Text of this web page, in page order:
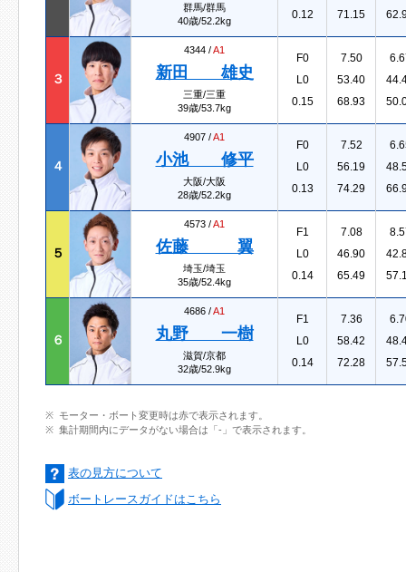
群馬/群馬
40歳/52.2kg
0.12
71.15
３
4344 /A1
新田 雄史
三重/三重
39歳/53.7kg
F0
L0
0.15
7.50
53.40
68.93
４
4907 /A1
小池 修平
大阪/大阪
28歳/52.2kg
F0
L0
0.13
7.52
56.19
74.29
５
4573 /A1
佐藤 翼
埼玉/埼玉
35歳/52.4kg
F1
L0
0.14
7.08
46.90
65.49
６
4686 /A1
丸野 一樹
滋賀/京都
32歳/52.9kg
F1
L0
0.14
7.36
58.42
72.28
モーター・ボート変更時は赤で表示されます。
集計期間内にデータがない場合は「-」で表示されます。
表の見方について
ボートレースガイドはこちら